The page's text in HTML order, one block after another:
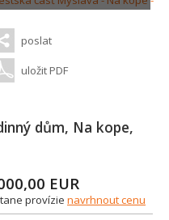
poslat
uložit PDF
dům, Na kope,
EUR
provízie navrhnout cenu